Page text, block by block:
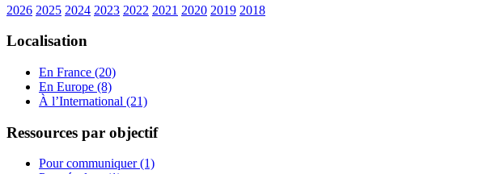
2026 2025 2024 2023 2022 2021 2020 2019 2018
Localisation
En France (20)
En Europe (8)
À l’International (21)
Ressources par objectif
Pour communiquer (1)